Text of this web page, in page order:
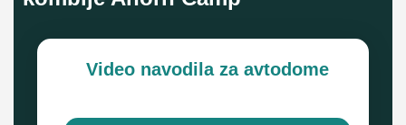
Video navodila za avtodome